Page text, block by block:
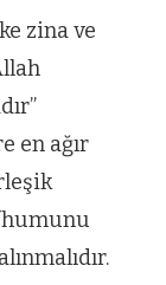
zina ve
en ağır